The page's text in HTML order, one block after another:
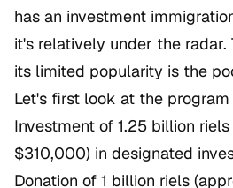
has an investment
it's relatively under the radar.
its limited popularity is the
Let's first look at the
Investment of 1.25 billion
$310,000) in designated
Donation of 1 billion riels